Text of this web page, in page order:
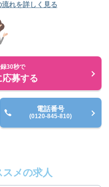
れを詳しく見る
30秒で
応募する
電話番号
(0120-845-810)
メの求人